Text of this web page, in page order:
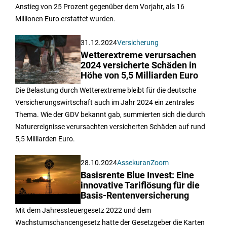
Anstieg von 25 Prozent gegenüber dem Vorjahr, als 16
Millionen Euro erstattet wurden.
31.12.2024Versicherung
Wetterextreme verursachen
2024 versicherte Schäden in
Höhe von 5,5 Milliarden Euro
Die Belastung durch Wetterextreme bleibt für die deutsche
Versicherungswirtschaft auch im Jahr 2024 ein zentrales
Thema. Wie der GDV bekannt gab, summierten sich die durch
Naturereignisse verursachten versicherten Schäden auf rund
5,5 Milliarden Euro.
28.10.2024AssekuranZoom
Basisrente Blue Invest: Eine
innovative Tariflösung für die
Basis-Rentenversicherung
Mit dem Jahressteuergesetz 2022 und dem
Wachstumschancengesetz hatte der Gesetzgeber die Karten